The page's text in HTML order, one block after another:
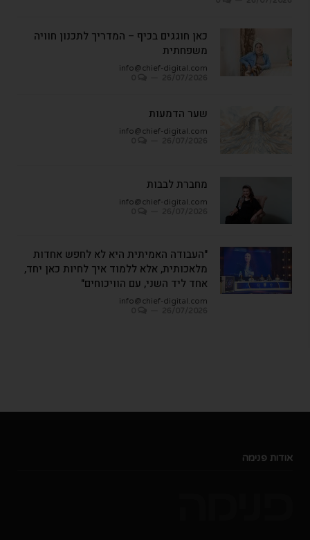
כאן חוגגים בכיף – המדריך לתכנון חוויה
משפחתית
info@chief-digital.com
שער הדמעות
info@chief-digital.com
מחברת לבבות
info@chief-digital.com
"העבודה האמיתית היא לא לחפש אחדות
מלאכותית, אלא ללמוד איך לחיות כאן יחד,
אחד ליד השני, עם הוויכוחים"
info@chief-digital.com
אודות פנימה